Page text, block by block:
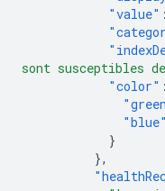
"value" :
sont susceptibles
"color" :
"blue"
}
},